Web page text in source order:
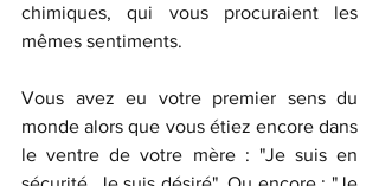
chimiques, qui vous procuraient les
mêmes sentiments.
Vous avez eu votre premier sens du
monde alors que vous étiez encore dans
le ventre de votre mère : "Je suis en